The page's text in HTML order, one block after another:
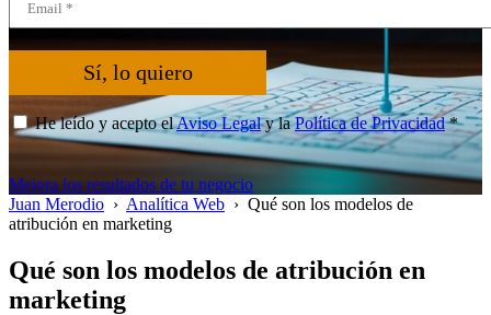
Sí, lo quiero
He leído y acepto elAviso Legaly laPolítica de Privacidad*
Mejora los resultados de tu negocio
Juan Merodio › Analítica Web › Qué son los modelos de
atribución en marketing
Qué son los modelos de atribución en
marketing